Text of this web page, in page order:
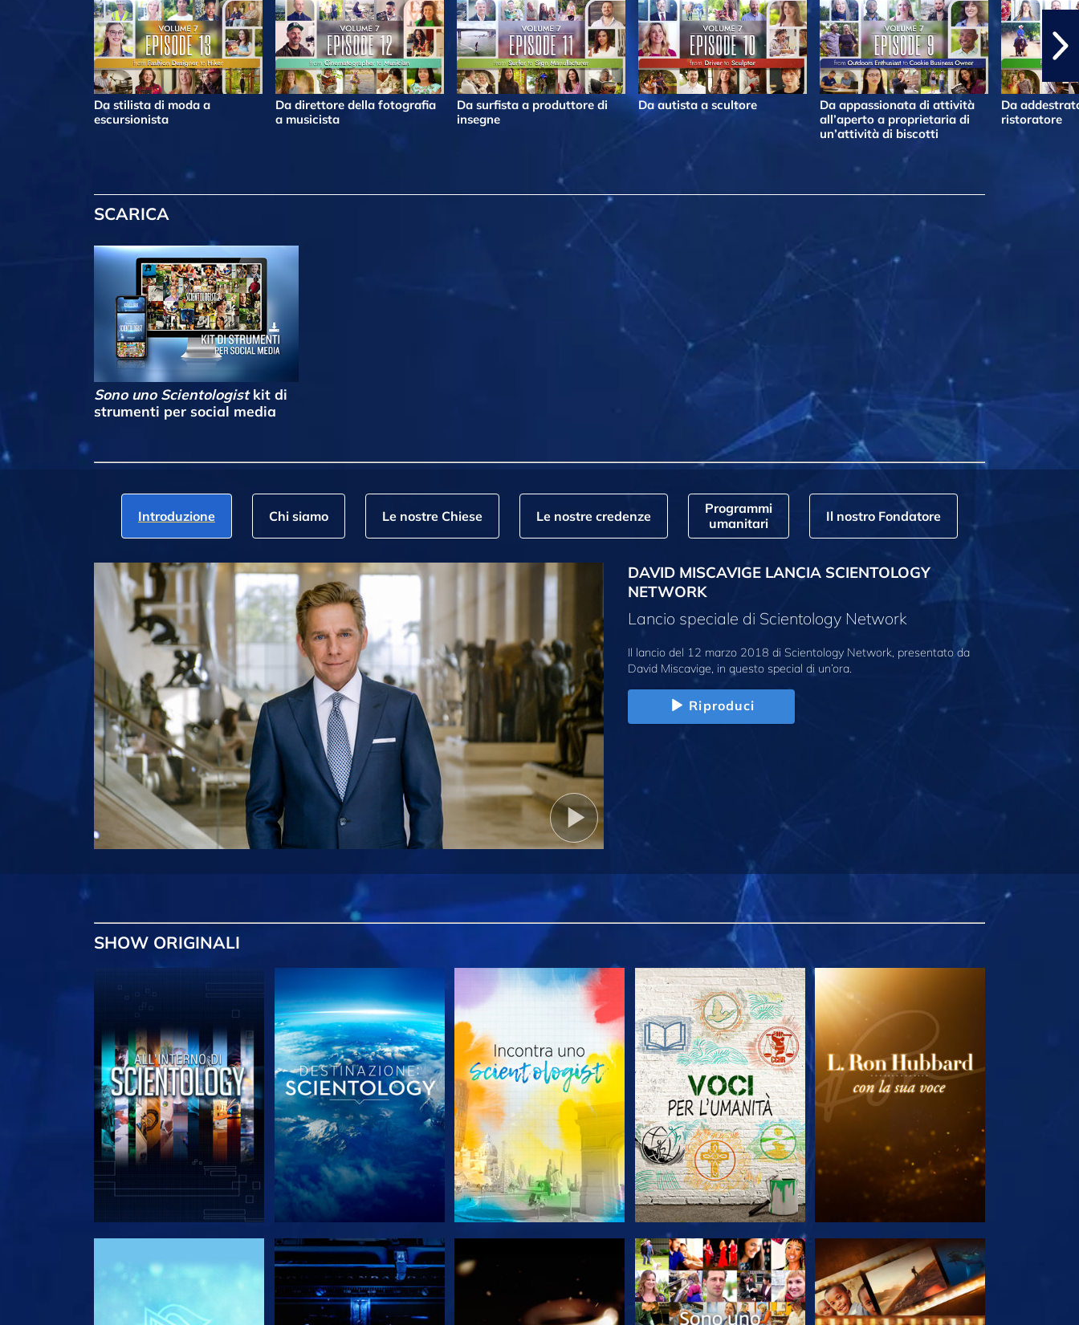
Da stilista di moda a
escursionista
Da direttore della fotografia
a musicista
Da surfista a produttore di
insegne
Da autista a scultore
Da appassionata di attività
all’aperto a proprietaria di
un’attività di biscotti
Da
ristoratore
SCARICA
Sono uno Scientologistkit di
strumenti per social media
Introduzione Chi siamo Le nostre Chiese Le nostre credenze
Programmi
umanitari
Il nostro Fondatore
DAVID MISCAVIGE LANCIA SCIENTOLOGY
NETWORK
Lancio speciale di Scientology Network
Il lancio del 12 marzo 2018 di Scientology Network, presentato da
David Miscavige, in questo special di un’ora.
Riproduci
SHOW ORIGINALI
ESPLORA LE SERIE ESPLORA LE SERIE ESPLORA LE SERIE ESPLORA LE SERIE ESPLORA LE SERIE